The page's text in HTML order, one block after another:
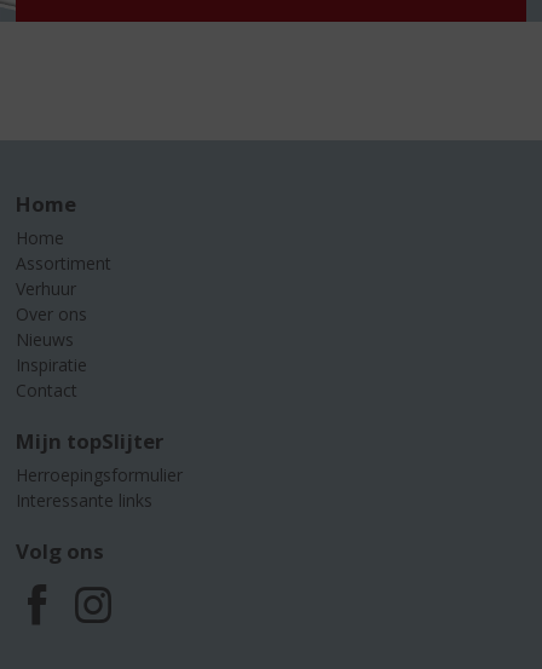
Home
Home
Assortiment
Verhuur
Over ons
Nieuws
Inspiratie
Contact
Mijn topSlijter
Herroepingsformulier
Interessante links
Volg ons
F
I